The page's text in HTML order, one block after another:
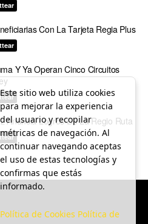
Con La Tarjeta Regia Plus
Y Ya Operan Cinco Circuitos
Anuncia Logros De La Regio Ruta
Este sitio web utiliza cookies
para mejorar la experiencia
del usuario y recopilar
métricas de navegación. Al
continuar navegando aceptas
el uso de estas tecnologías y
confirmas que estás
informado.
Política de Cookies Política de